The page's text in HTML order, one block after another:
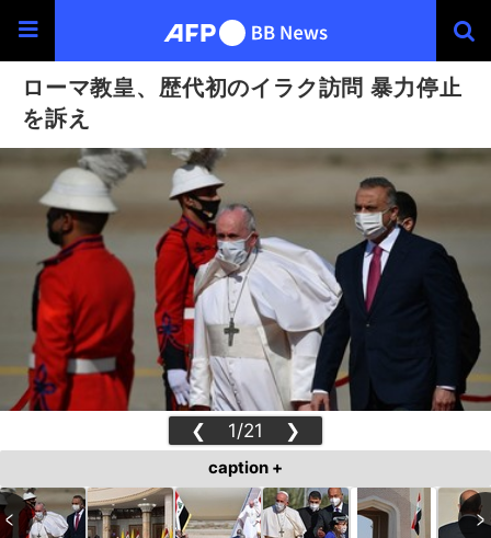
ローマ教皇、歴代初のイラク訪問 暴力停止
を訴え
❮ 1/21 ❯
caption +